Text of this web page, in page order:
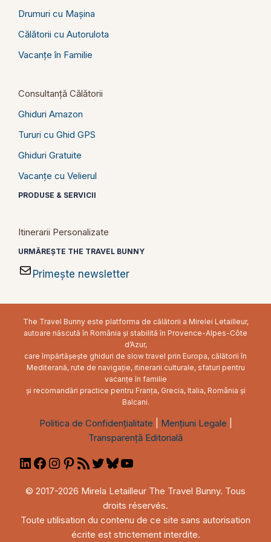
Drumuri cu Mașina
Călătorii cu Autorulota
Vacanțe în Familie
Consultanță Călătorii
Ghiduri Amazon
Tururi cu Ghid GPS
Ghiduri Gratuite
Vacanțe cu Velierul
PRODUSE & SERVICII
Itinerarii Personalizate
URMĂREȘTE THE TRAVEL BUNNY
Primește newsletter
The Travel Bunny este platforma de călătorii a Mirelei Letailleur,
autoare născută în România și stabilită în Provence-Alpes-Côte
d’Azur,
care împărtășește ghiduri de slow travel prin Europa, călătorii în
Mediterană, rute de navigație, itinerarii culturale, sfaturi pentru
vacanțe în familie
și recomandări practice pentru Franța, Grecia, Italia, România și
Balcani.
Politica de Confidențialitate Mențiuni Legale
Transparență Editorială
LinkedIn
Facebook
Instagram
Pinterest
RSSTwitterBluesky
© 2017-2026 Mirela Letailleur The Travel Bunny. Tous
droits réservés.
Toute utilisation du contenu de ce site sans autorisation
écrite est strictement interdite.